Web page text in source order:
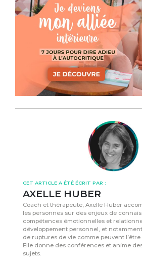
CET ARTICLE A ÉTÉ ÉCRIT PAR :
AXELLE HUBER
Coach et thérapeute, Axelle Huber
les personnes sur des enjeux de
compétences émotionnelles et
développement personnel, et
de ruptures de vie comme peuvent
Elle donne des conférences et anime
sujets.